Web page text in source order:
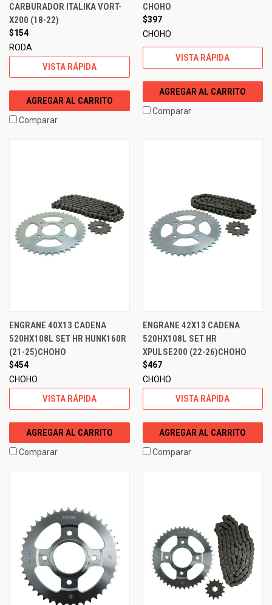
CARBURADOR ITALIKA VORT-
X200 (18-22)
$154
RODA
VISTA RÁPIDA
AGREGAR AL CARRITO
Comparar
CHOHO
$397
CHOHO
VISTA RÁPIDA
AGREGAR AL CARRITO
Comparar
ENGRANE 40X13 CADENA
520HX108L SET HR HUNK160R
(21-25)CHOHO
$454
CHOHO
VISTA RÁPIDA
AGREGAR AL CARRITO
Comparar
ENGRANE 42X13 CADENA
520HX108L SET HR
XPULSE200 (22-26)CHOHO
$467
CHOHO
VISTA RÁPIDA
AGREGAR AL CARRITO
Comparar